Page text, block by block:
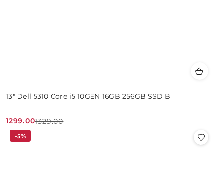
13" Dell 5310 Core i5 10GEN 16GB 256GB SSD B
Cena
promocyjna:
1299.00
Cena
przed
1329.00
-5%